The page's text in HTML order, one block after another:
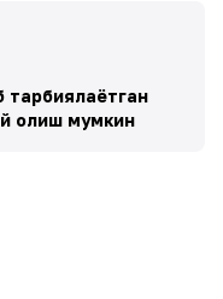
тарбиялаётган
олиш мумкин